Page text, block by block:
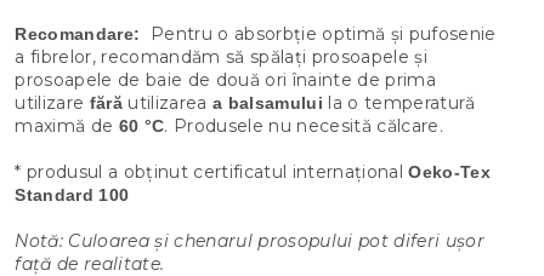
Recomandare:
Pentru o absorbție optimă și pufosenie
a fibrelor, recomandăm să spălați prosoapele și
prosoapele de baie de două ori înainte de prima
utilizare fărăutilizarea a balsamului la o temperatură
maximă de 60 °C. Produsele nu necesită călcare.
* produsul a obținut certificatul internaționalOeko-Tex
Standard 100
Notă: Culoarea și chenarul prosopului pot diferi ușor
față de realitate.